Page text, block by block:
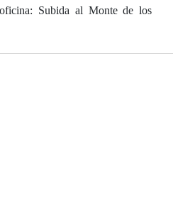
Subida al Monte de los